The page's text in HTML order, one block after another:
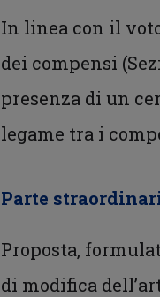
In linea con il
dei compensi
presenza di un
legame tra i
Parte
Proposta,
di modifica